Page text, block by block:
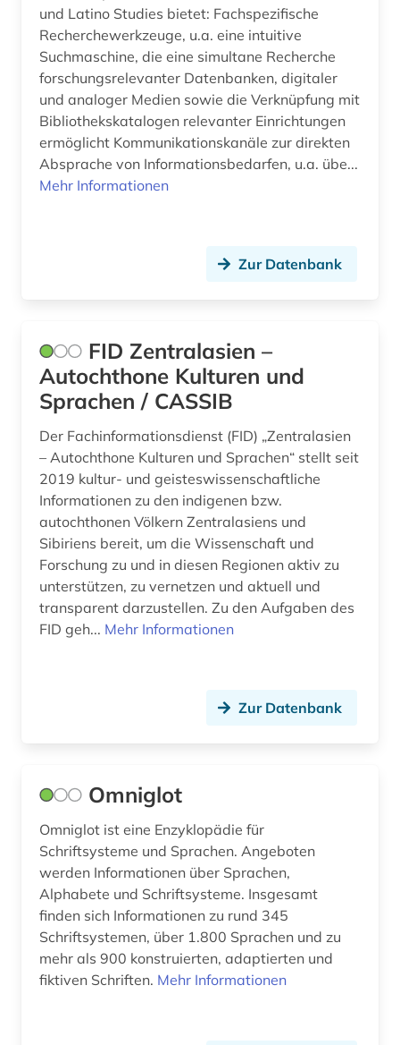
und Latino Studies bietet: Fachspezifische
Recherchewerkzeuge, u.a. eine intuitive
Suchmaschine, die eine simultane Recherche
forschungsrelevanter Datenbanken, digitaler
und analoger Medien sowie die Verknüpfung mit
Bibliothekskatalogen relevanter Einrichtungen
ermöglicht Kommunikationskanäle zur direkten
Absprache von Informationsbedarfen, u.a. übe...
Mehr Informationen
Zur Datenbank
FID Zentralasien –
Autochthone Kulturen und
Sprachen / CASSIB
Der Fachinformationsdienst (FID) „Zentralasien
– Autochthone Kulturen und Sprachen“ stellt seit
2019 kultur- und geisteswissenschaftliche
Informationen zu den indigenen bzw.
autochthonen Völkern Zentralasiens und
Sibiriens bereit, um die Wissenschaft und
Forschung zu und in diesen Regionen aktiv zu
unterstützen, zu vernetzen und aktuell und
transparent darzustellen. Zu den Aufgaben des
FID geh... Mehr Informationen
Zur Datenbank
Omniglot
Omniglot ist eine Enzyklopädie für
Schriftsysteme und Sprachen. Angeboten
werden Informationen über Sprachen,
Alphabete und Schriftsysteme. Insgesamt
finden sich Informationen zu rund 345
Schriftsystemen, über 1.800 Sprachen und zu
mehr als 900 konstruierten, adaptierten und
fiktiven Schriften. Mehr Informationen